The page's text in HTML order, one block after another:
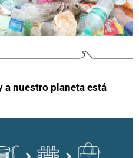
a nuestro planeta está